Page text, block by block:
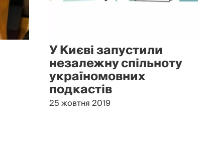
У Києві запустили
незалежну спільноту
україномовних
подкастів
25 жовтня 2019